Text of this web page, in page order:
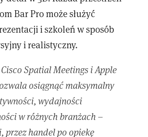
Bar Pro może służyć
i szkoleń w sposób
i realistyczny.
Cisco Spatial Meetings i Apple
osiągnąć maksymalny
wydajności
w różnych branżach –
przez handel po opiekę